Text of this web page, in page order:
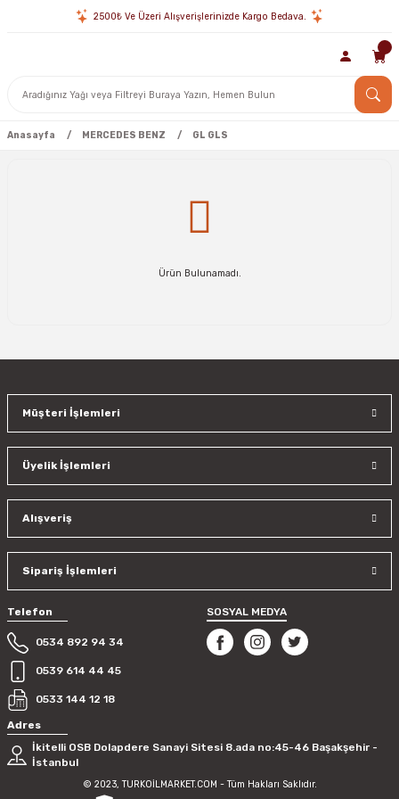
2500₺ Ve Üzeri Alışverişlerinizde Kargo Bedava.
Anasayfa MERCEDES BENZ GL GLS
Ürün Bulunamadı.
Müşteri İşlemleri
Üyelik İşlemleri
Alışveriş
Sipariş İşlemleri
Telefon
0534 892 94 34
0539 614 44 45
0533 144 12 18
SOSYAL MEDYA
Adres
İkitelli OSB Dolapdere Sanayi Sitesi 8.ada no:45-46 Başakşehir -
İstanbul
© 2023, TURKOİLMARKET.COM - Tüm Hakları Saklıdır.